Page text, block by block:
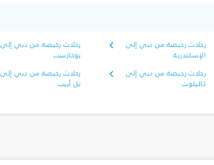
رحلات رخيصة من دبي إلى
الإسكندرية
رحلات رخيصة من دبي إلى
بوخارست
رحلات رخيصة من دبي إلى
كاليكوت
رحلات رخيصة من دبي إلى
تل أبيب